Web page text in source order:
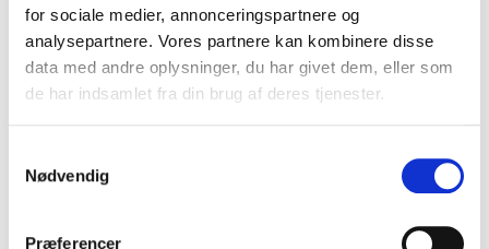
for sociale medier, annonceringspartnere og
analysepartnere. Vores partnere kan kombinere disse
data med andre oplysninger, du har givet dem, eller som
de har indsamlet fra din brug af deres tjenester.
Nødvendig
Præferencer